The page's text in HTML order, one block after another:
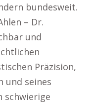
bundesweit.
– Dr.
und
Präzision,
und seines
schwierige